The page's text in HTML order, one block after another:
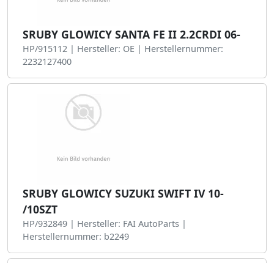
SRUBY GLOWICY SANTA FE II 2.2CRDI 06-
HP/915112 | Hersteller: OE | Herstellernummer:
2232127400
SRUBY GLOWICY SUZUKI SWIFT IV 10-
/10SZT
HP/932849 | Hersteller: FAI AutoParts |
Herstellernummer: b2249